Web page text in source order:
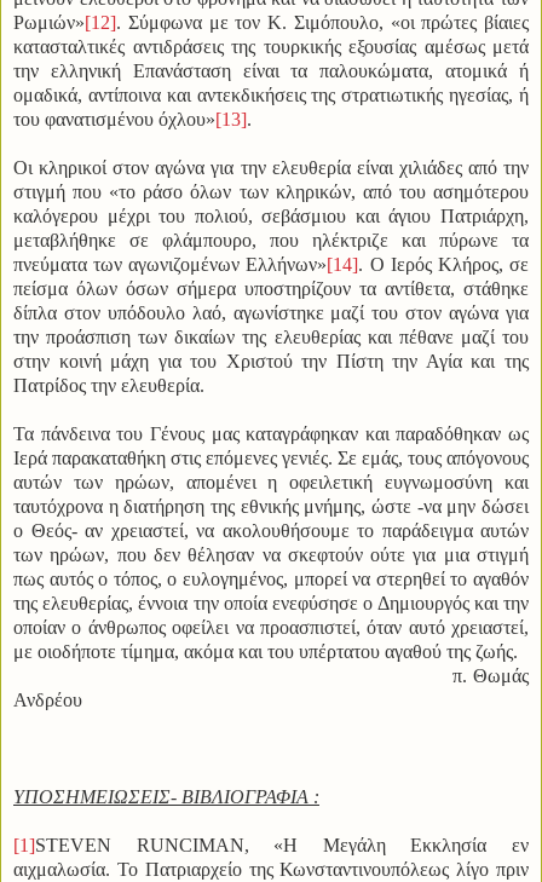
Ρωμιών»[12]. Σύμφωνα με τον Κ. Σιμόπουλο, «οι πρώτες βίαιες
κατασταλτικές αντιδράσεις της τουρκικής εξουσίας αμέσως μετά
την ελληνική Επανάσταση είναι τα παλουκώματα, ατομικά ή
ομαδικά, αντίποινα και αντεκδικήσεις της στρατιωτικής ηγεσίας, ή
του φανατισμένου όχλου»[13].
Οι κληρικοί στον αγώνα για την ελευθερία είναι χιλιάδες από την
στιγμή που «το ράσο όλων των κληρικών, από του ασημότερου
καλόγερου μέχρι του πολιού, σεβάσμιου και άγιου Πατριάρχη,
μεταβλήθηκε σε φλάμπουρο, που ηλέκτριζε και πύρωνε τα
πνεύματα των αγωνιζομένων Ελλήνων»[14]. Ο Ιερός Κλήρος, σε
πείσμα όλων όσων σήμερα υποστηρίζουν τα αντίθετα, στάθηκε
δίπλα στον υπόδουλο λαό, αγωνίστηκε μαζί του στον αγώνα για
την προάσπιση των δικαίων της ελευθερίας και πέθανε μαζί του
στην κοινή μάχη για του Χριστού την Πίστη την Αγία και της
Πατρίδος την ελευθερία.
Τα πάνδεινα του Γένους μας καταγράφηκαν και παραδόθηκαν ως
Ιερά παρακαταθήκη στις επόμενες γενιές. Σε εμάς, τους απόγονους
αυτών των ηρώων, απομένει η οφειλετική ευγνωμοσύνη και
ταυτόχρονα η διατήρηση της εθνικής μνήμης, ώστε -να μην δώσει
ο Θεός- αν χρειαστεί, να ακολουθήσουμε το παράδειγμα αυτών
των ηρώων, που δεν θέλησαν να σκεφτούν ούτε για μια στιγμή
πως αυτός ο τόπος, ο ευλογημένος, μπορεί να στερηθεί το αγαθόν
της ελευθερίας, έννοια την οποία ενεφύσησε ο Δημιουργός και την
οποίαν ο άνθρωπος οφείλει να προασπιστεί, όταν αυτό χρειαστεί,
με οιοδήποτε τίμημα, ακόμα και του υπέρτατου αγαθού της ζωής.
π. Θωμάς
Ανδρέου
ΥΠΟΣΗΜΕΙΩΣΕΙΣ- ΒΙΒΛΙΟΓΡΑΦΙΑ :
[1]STEVEN RUNCIMAN, «Η Μεγάλη Εκκλησία εν
αιχμαλωσία. Το Πατριαρχείο της Κωνσταντινουπόλεως λίγο πριν